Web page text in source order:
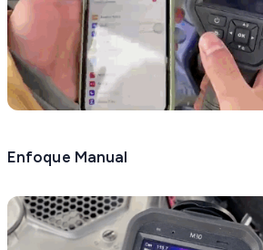
Enfoque Manual